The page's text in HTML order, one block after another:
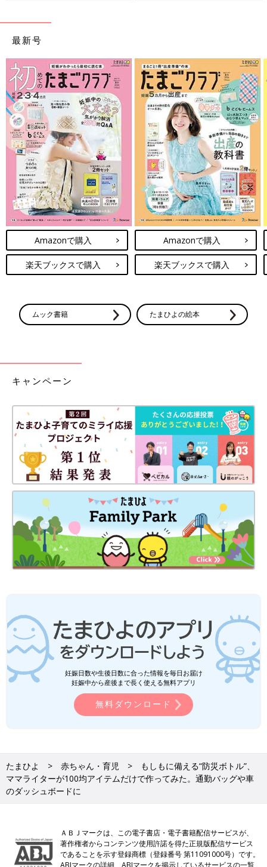
最新号
Amazonで購入
楽天ブックスで購入
Amazonで購入
楽天ブックスで購入
ムック書籍 たまひよの絵本
キャンペーン
妊娠日数や生後日数に合った情報を毎日お届け
妊娠中から産後まで長く使える無料アプリ
無料ダウンロード
たまひよ 赤ちゃん・育児
もしもに備える“防災ボトル”、
ママライターが100均アイテムだけで作ってみた。通勤バッグや車
のダッシュボードに
ＡＢＪマークは、この電子書店・電子書籍配信サービスが、
著作権者からコンテンツ使用許諾を得た正規版配信サービス
であることを示す登録商標（登録番号 第11091000号）です。
ABJマークの詳細、ABJマークを掲示しているサービスの一覧